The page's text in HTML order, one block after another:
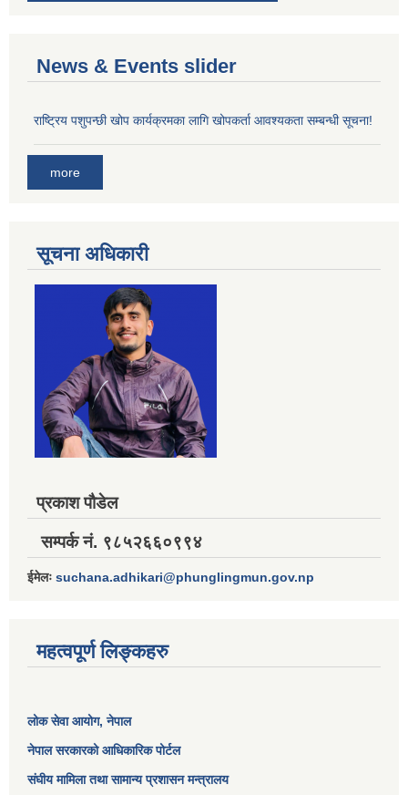
News & Events slider
राष्ट्रिय पशुपन्छी खोप कार्यक्रमका लागि खोपकर्ता आवश्यकता सम्बन्धी सूचना!
more
सूचना अधिकारी
प्रकाश पौडेल
सम्पर्क नं. ९८५२६६०९९४
ईमेलः suchana.adhikari@phunglingmun.gov.np
महत्वपूर्ण लिङ्कहरु
लोक सेवा आयोग, नेपाल
नेपाल सरकारको आधिकारिक पोर्टल
संघीय मामिला तथा सामान्य प्रशासन मन्त्रालय